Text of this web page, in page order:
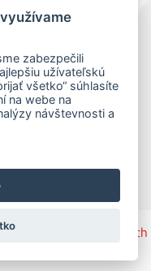
spol. s.r.o.,
31728685,
registri
Sro, vložka
Ochrana osobných
zabezpečili
užívateľskú
všetko“ súhlasíte
na webe na
návštevnosti a